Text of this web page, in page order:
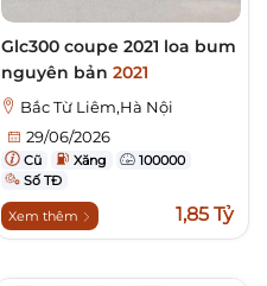
Glc300 coupe 2021 loa bum
nguyên bản 2021
Bắc Từ Liêm,Hà Nội
29/06/2026
Cũ Xăng
100000
Số TĐ
Xem thêm 1,85 Tỷ